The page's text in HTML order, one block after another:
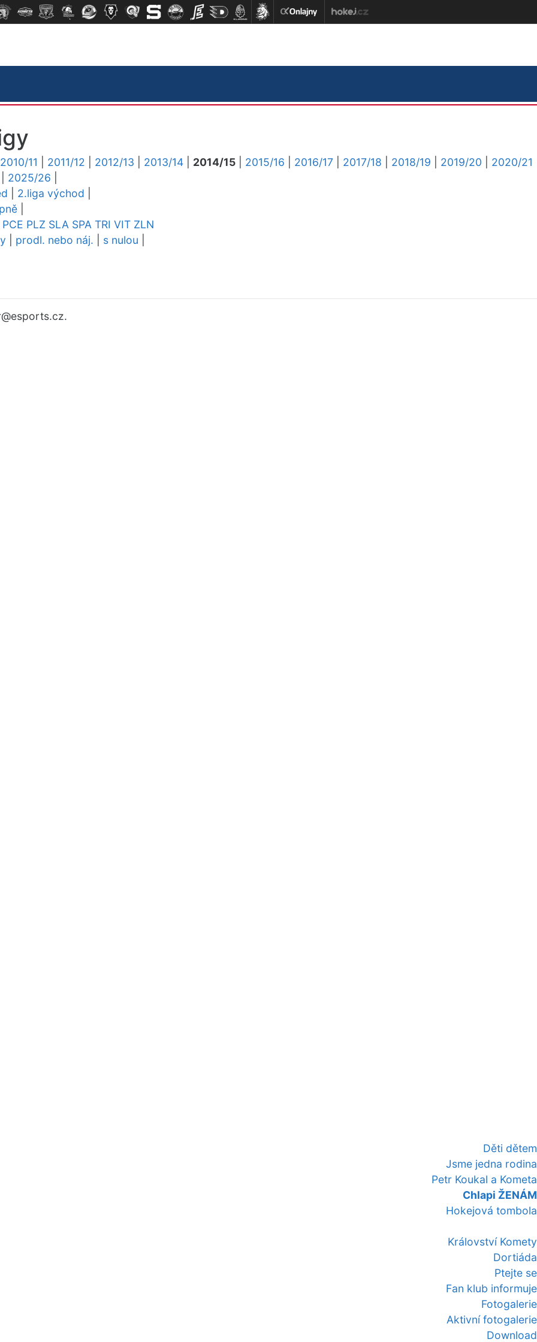
Děti dětem
Jsme jedna rodina
Petr Koukal a Kometa
Chlapi ŽENÁM
Hokejová tombola
Království Komety
Dortiáda
Ptejte se
Fan klub informuje
Fotogalerie
Aktivní fotogalerie
Download
2010/11 2011/12 2012/13 2013/14 2014/15 2015/16 2016/17 2017/18 2018/19 2019/20
2020/21
2025/26
2.liga východ
PCE PLZ SLA SPA TRI VIT ZLN
prodl. nebo náj. s nulou
@esports.cz.